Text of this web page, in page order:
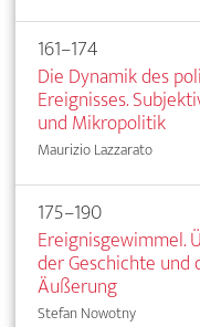
161–174
Die Dynamik des
Ereignisses.
und Mikropolitik
Maurizio Lazzarato
175–190
Ereignisgewimmel.
der Geschichte
Äußerung
Stefan Nowotny